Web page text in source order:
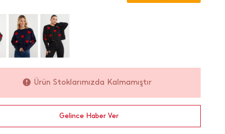
Ürün Stoklarımızda Kalmamıştır
Gelince Haber Ver